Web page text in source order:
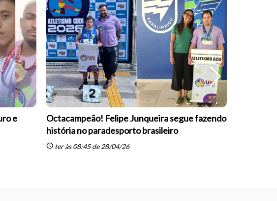
e
Octacampeão! Felipe Junqueira segue fazendo
história no paradesporto brasileiro
schedule ter às 08:45 de 28/04/26